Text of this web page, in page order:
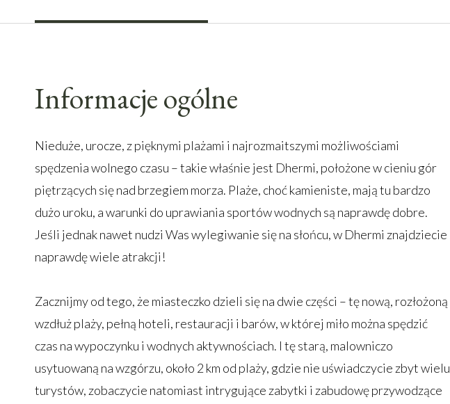
Informacje ogólne
Nieduże, urocze, z pięknymi plażami i najrozmaitszymi możliwościami
spędzenia wolnego czasu – takie właśnie jest Dhermi, położone w cieniu gór
piętrzących się nad brzegiem morza. Plaże, choć kamieniste, mają tu bardzo
dużo uroku, a warunki do uprawiania sportów wodnych są naprawdę dobre.
Jeśli jednak nawet nudzi Was wylegiwanie się na słońcu, w Dhermi znajdziecie
naprawdę wiele atrakcji!
Zacznijmy od tego, że miasteczko dzieli się na dwie części – tę nową, rozłożoną
wzdłuż plaży, pełną hoteli, restauracji i barów, w której miło można spędzić
czas na wypoczynku i wodnych aktywnościach. I tę starą, malowniczo
usytuowaną na wzgórzu, około 2 km od plaży, gdzie nie uświadczycie zbyt wielu
turystów, zobaczycie natomiast intrygujące zabytki i zabudowę przywodzące